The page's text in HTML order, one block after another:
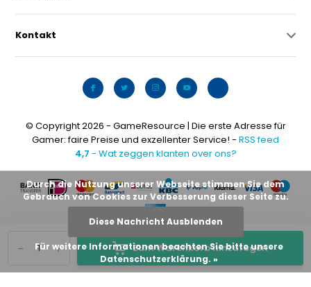
+
- Zum Warenkorb hinzufügen
Kontakt
© Copyright 2026 - GameResource | Die erste Adresse für
Gamer: faire Preise und exzellenter Service! - RSS feed
4,7 - Wat zeggen klanten over ons?
Durch die Nutzung unserer Webseite stimmen Sie dem
Gebrauch von Cookies zur Verbesserung dieser Seite zu.
Diese Nachricht Ausblenden
Für weitere Informationen beachten Sie bitte unsere
Datenschutzerklärung. »